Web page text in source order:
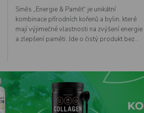
Směs „Energie & Paměť“ je unikátní
kombinace přírodních kořenů a bylin, které
mají výjimečné vlastnosti na zvýšení energie
a zlepšení paměti. Jde o čistý produkt bez...